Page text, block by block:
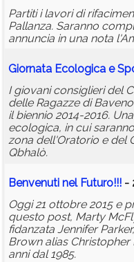
Partiti i lavori di
Pallanza. Saranno
annuncia in una nota
Giornata Ecologica e
I giovani consiglieri del
delle Ragazze di
il biennio 2014-2016.
ecologica, in cui
zona dell'Oratorio e del
Qbhalò.
Benvenuti nel Futuro!!! -
Oggi 21 ottobre 2015 e
questo post, Marty
fidanzata Jennifer
Brown alias
anni dal 1985.